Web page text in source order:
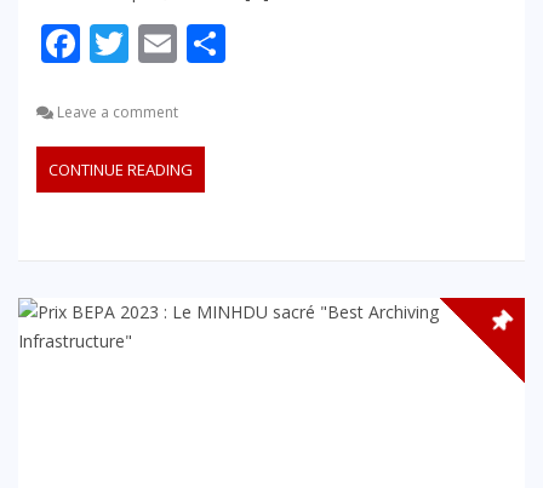
Facebook
Twitter
Email
Leave a comment
CONTINUE READING